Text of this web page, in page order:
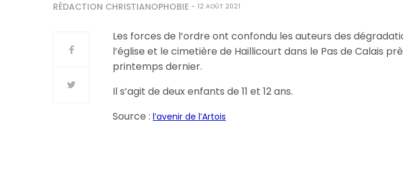
RÉDACTION CHRISTIANOPHOBIE 12 AOÛT 2021
Les forces de l’ordre ont confondu les auteurs des
l’église et le cimetière de Haillicourt dans le Pas de Calais
printemps dernier.
Il s’agit de deux enfants de 11 et 12 ans.
Source :l’avenir de l’Artois